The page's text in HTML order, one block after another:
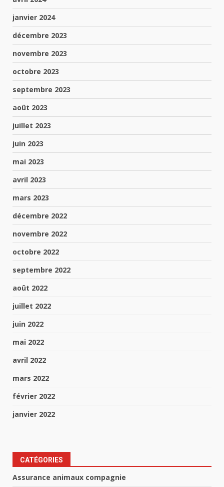
janvier 2024
décembre 2023
novembre 2023
octobre 2023
septembre 2023
août 2023
juillet 2023
juin 2023
mai 2023
avril 2023
mars 2023
décembre 2022
novembre 2022
octobre 2022
septembre 2022
août 2022
juillet 2022
juin 2022
mai 2022
avril 2022
mars 2022
février 2022
janvier 2022
CATÉGORIES
Assurance animaux compagnie